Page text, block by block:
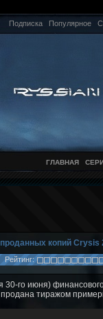
Подписка Популярное
ГЛАВНАЯ
копий Crysis
30-го июня)
тиражом